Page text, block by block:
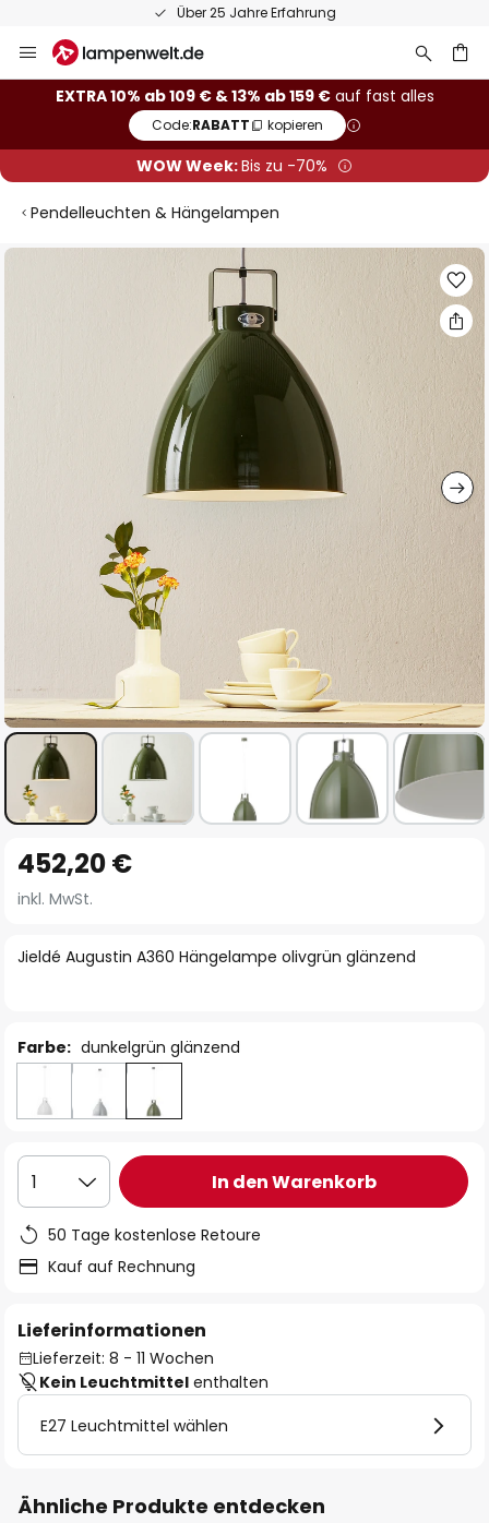
Über 25 Jahre Erfahrung
Inhalt
springen
EXTRA 10% ab 109 € & 13% ab 159 €auf fast alles
Code:RABATT kopieren
WOW Week:Bis zu -70%
Pendelleuchten & Hängelampen
Zum
Anfang
der
springen
Jieldé Augustin A360 Hängelampe olivgrün glänzend
452,20 €
inkl. MwSt.
Farbe: dunkelgrün glänzend
1 In den Warenkorb
50 Tage kostenlose Retoure
Kauf auf Rechnung
Lieferinformationen
Lieferzeit: 8 - 11 Wochen
Kein Leuchtmittel enthalten
E27 Leuchtmittel wählen
Ähnliche Produkte entdecken